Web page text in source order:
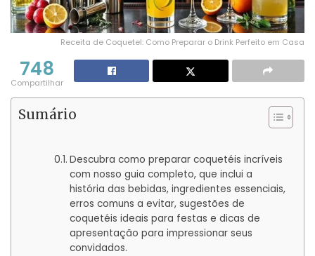
Receita de Coquetel: Como Preparar o Drink Perfeito em Casa
748
Compartilhar
Sumário
Descubra como preparar coquetéis incríveis
com nosso guia completo, que inclui a
história das bebidas, ingredientes essenciais,
erros comuns a evitar, sugestões de
coquetéis ideais para festas e dicas de
apresentação para impressionar seus
convidados.